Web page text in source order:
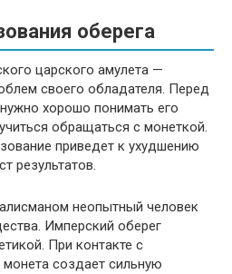
оберега
царского амулета —
своего обладателя. Перед
хорошо понимать его
обращаться с монеткой.
приведет к ухудшению
результатов.
неопытный человек
Имперский оберег
При контакте с
создает сильную